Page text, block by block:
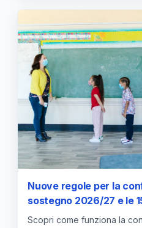
Nuove regole per la
sostegno 2026/27 e le
Scopri come funziona la